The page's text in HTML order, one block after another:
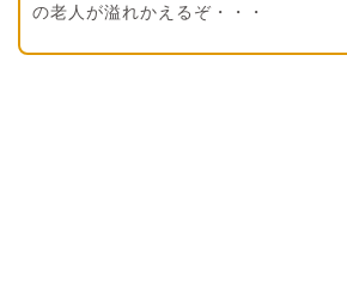
の老人が溢れかえるぞ・・・